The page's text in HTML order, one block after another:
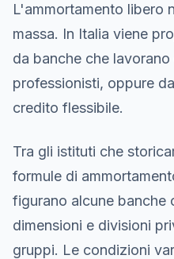
L'ammortamento libero
massa. In Italia viene
da banche che
professionisti, oppure
credito flessibile.
Tra gli istituti che
formule di
figurano alcune banche
dimensioni e divisioni
gruppi. Le condizioni